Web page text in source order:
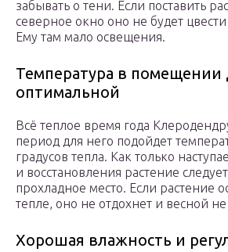
забывать о тени. Если поставить
северное окно оно не будет
Ему там мало освещения.
Температура в
оптимальной
Всё теплое время года
период для него подойдет
градусов тепла. Как только
и восстановления растение
прохладное место. Если растение
тепле, оно не отдохнет и весной не
Хорошая влажность и